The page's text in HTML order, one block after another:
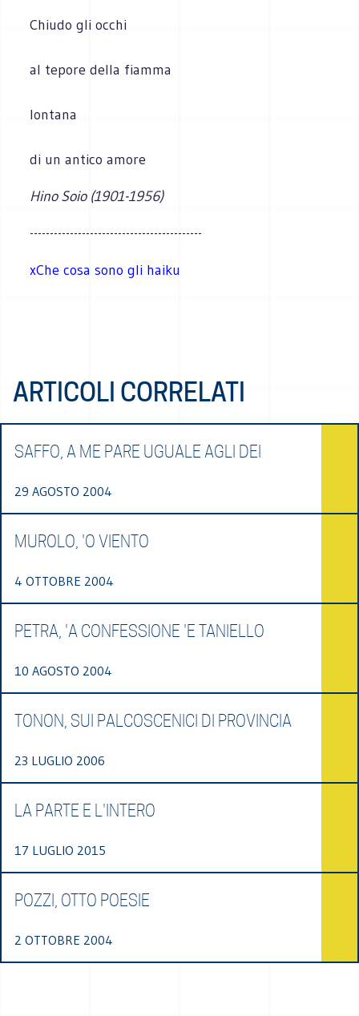
Chiudo gli occhi
al tepore della fiamma
lontana
di un antico amore
Hino Soio (1901-1956)
-------------------------------------------
xChe cosa sono gli haiku
ARTICOLI CORRELATI
SAFFO, A ME PARE UGUALE AGLI DEI
29 AGOSTO 2004
MUROLO, 'O VIENTO
4 OTTOBRE 2004
PETRA, 'A CONFESSIONE 'E TANIELLO
10 AGOSTO 2004
TONON, SUI PALCOSCENICI DI PROVINCIA
23 LUGLIO 2006
LA PARTE E L'INTERO
17 LUGLIO 2015
POZZI, OTTO POESIE
2 OTTOBRE 2004